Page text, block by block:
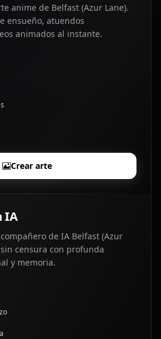
anime de Belfast (Azur Lane).
ensueño, atuendos
animados al instante.
Crear arte
IA
de IA Belfast (Azur
censura con profunda
y memoria.